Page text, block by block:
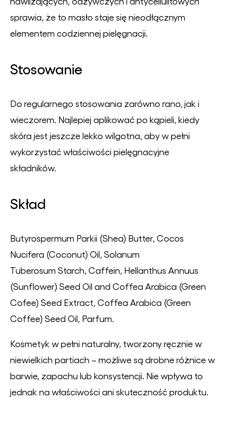
sprawia, że to masło staje się nieodłącznym
elementem codziennej pielęgnacji.
Stosowanie
Do regularnego stosowania zarówno rano, jak i
wieczorem. Najlepiej aplikować po kąpieli, kiedy
skóra jest jeszcze lekko wilgotna, aby w pełni
wykorzystać właściwości pielęgnacyjne
składników.
Skład
Butyrospermum Parkii (Shea) Butter, Cocos
Nucifera (Coconut) Oil, Solanum
Tuberosum Starch, Caffein, Hellanthus Annuus
(Sunflower) Seed Oil and Coffea Arabica (Green
Cofee) Seed Extract, Coffea Arabica (Green
Coffee) Seed Oil, Parfum.
Kosmetyk w pełni naturalny, tworzony ręcznie w
niewielkich partiach – możliwe są drobne różnice w
barwie, zapachu lub konsystencji. Nie wpływa to
jednak na właściwości ani skuteczność produktu.